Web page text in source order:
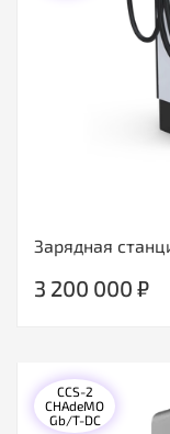
Зарядная
3 200 000 ₽
CCS-2
CHAdeMO
Gb/T-DC